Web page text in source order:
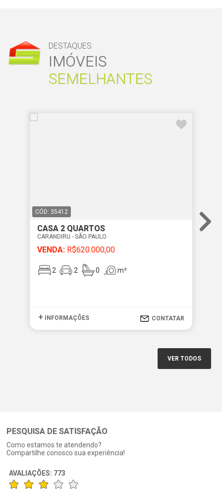
DESTAQUES
IMÓVEIS
SEMELHANTES
CÓD: 35412
CASA 2 QUARTOS
CARANDIRU - SÃO PAULO
VENDA: R$620.000,00
2 2 0 m²
+ INFORMAÇÕES CONTATAR
VER TODOS
PESQUISA DE SATISFAÇÃO
Como estamos te atendendo?
Compartilhe conosco sua experiência!
AVALIAÇÕES: 773